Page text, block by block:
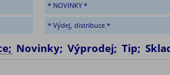
* NOVINKY *
* Výdej, distribuce *
Novinky; Výprodej;